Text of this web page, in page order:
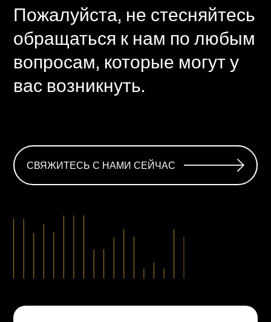
Пожалуйста, не стесняйтесь
обращаться к нам по любым
вопросам, которые могут у
вас возникнуть.
СВЯЖИТЕСЬ С НАМИ СЕЙЧАС